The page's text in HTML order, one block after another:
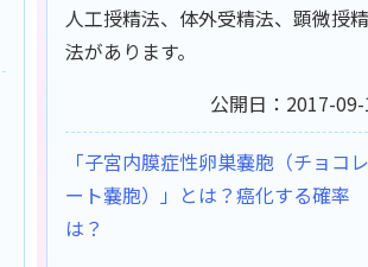
人工授精法、体外受精法、顕微授精
法があります。
公開日：2017-
「子宮内膜症性卵巣嚢胞（チョコレ
ート嚢胞）」とは？癌化する確率
は？